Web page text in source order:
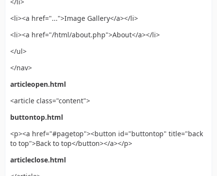
<li><a href="...">Image Gallery</a></li>
<li><a href="/html/about.php">About</a></li>
</ul>
</nav>
articleopen.html
<article class="content">
buttontop.html
<p><a href="#pagetop"><button id="buttontop" title="back
to top">Back to top</button></a></p>
articleclose.html